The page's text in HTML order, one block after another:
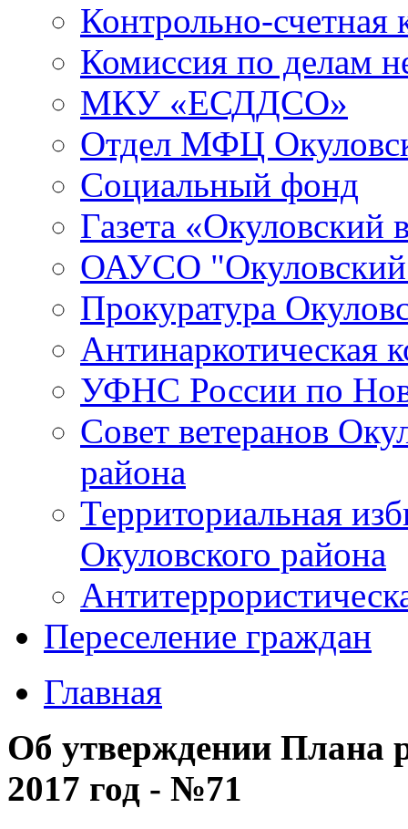
Контрольно-счетная
Комиссия по делам
МКУ «ЕСДДСО»
Отдел МФЦ
Социальный фонд
Газета «Окуловский
ОАУСО
Прокуратура
Антинаркотическая
УФНС России по
Совет ветеранов
района
Территориальная
Окуловского района
Переселение граждан
Главная
Об утверждении Плана
2017 год - №71